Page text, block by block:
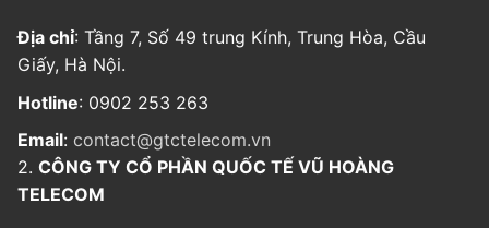
Địa chỉ: Tầng 7, Số 49 trung Kính, Trung Hòa, Cầu
Giấy, Hà Nội.
Hotline: 0902 253 263
Email: contact@gtctelecom.vn
2. CÔNG TY CỔ PHẦN QUỐC TẾ VŨ HOÀNG
TELECOM